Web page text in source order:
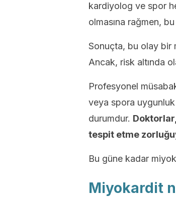
kardiyolog ve spor
olmasına rağmen,
Sonuçta, bu olay bir
Ancak, risk altında
Profesyonel
veya spora
durumdur.
tespit etme
Bu güne kadar
Miyokardit